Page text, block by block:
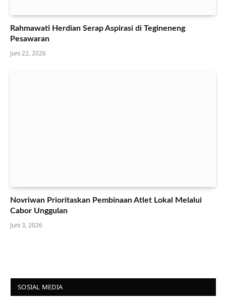
Rahmawati Herdian Serap Aspirasi di Tegineneng
Pesawaran
Juni 22, 2026
Novriwan Prioritaskan Pembinaan Atlet Lokal Melalui
Cabor Unggulan
Juni 3, 2026
SOSIAL MEDIA